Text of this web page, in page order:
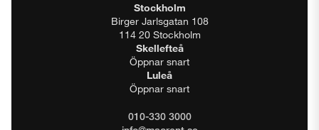
Stockholm
Birger Jarlsgatan 108
114 20 Stockholm
Skellefteå
Öppnar snart
Luleå
Öppnar snart
010-330 3000